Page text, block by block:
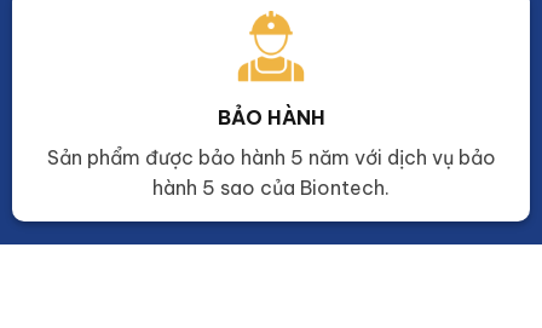
BẢO HÀNH
Sản phẩm được bảo hành 5 năm với dịch vụ bảo
hành 5 sao của Biontech.